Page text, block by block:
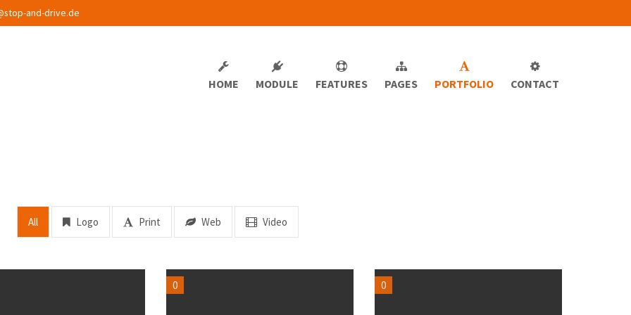
and-drive.de
HOME MODULE FEATURES PAGES PORTFOLIO CONTACT
All Logo Print Web Video
0 0